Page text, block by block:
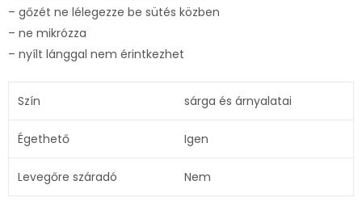
– gőzét ne lélegezze be sütés közben
– ne mikrózza
– nyílt lánggal nem érintkezhet
Szín sárga és árnyalatai
Égethető Igen
Levegőre száradó Nem